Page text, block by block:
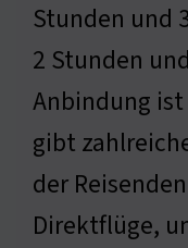
Stunden und
2 Stunden
Anbindung
gibt
der
Direktflüge,